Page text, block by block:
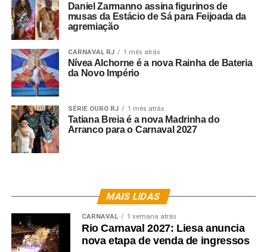
Daniel Zarmanno assina figurinos de
musas da Estácio de Sá para Feijoada da
agremiação
CARNAVAL RJ 1 mês atrás
Nívea Alchorne é a nova Rainha de Bateria
da Novo Império
SÉRIE OURO RJ 1 mês atrás
Tatiana Breia é a nova Madrinha do
Arranco para o Carnaval 2027
MAIS LIDAS
CARNAVAL 1 semana atrás
Rio Carnaval 2027: Liesa anuncia
nova etapa de venda de ingressos